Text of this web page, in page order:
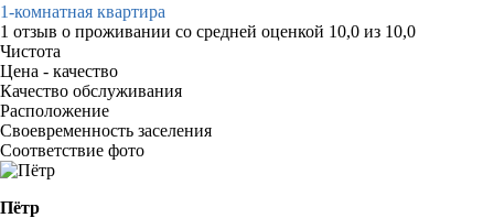
1-комнатная квартира
1 отзыв о проживании со средней оценкой 10,0 из 10,0
Чистота
Цена - качество
Качество обслуживания
Расположение
Своевременность заселения
Соответствие фото
Пётр